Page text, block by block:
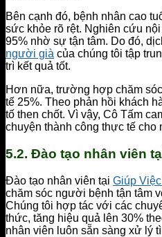
Bên cạnh đó, bệnh nhân cao
sức khỏe rõ rệt. Nghiên cứu
95% nhờ sự tận tâm. Do đó,
người già của chúng tôi tập
trì kết quả tốt.
Hơn nữa, trường hợp chăm
tế 25%. Theo phản hồi khách
tố then chốt. Vì vậy, Cô Tấm
chuyện thành công thực tế cho
5.2. Đào tạo nhân viên
Đào tạo nhân viên tại Giúp
chăm sóc người bệnh tận tâm
Chúng tôi hợp tác với các
thức, tăng hiệu quả lên 30%
nhân viên luôn sẵn sàng xử lý